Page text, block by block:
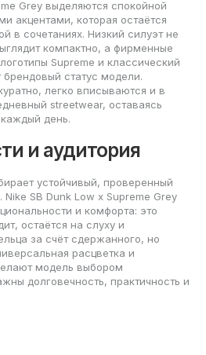
Grey выделяются спокойной
акцентами, которая остаётся
в сочетаниях. Низкий силуэт не
компактно, а фирменные
Supreme и классический
статус модели.
легко вписываются и в
streetwear, оставаясь
день.
и аудитория
устойчивый, проверенный
SB Dunk Low x Supreme Grey
и комфорта: это
остаётся на слуху и
за счёт сдержанного, но
расцветка и
модель выбором
долговечность, практичность и